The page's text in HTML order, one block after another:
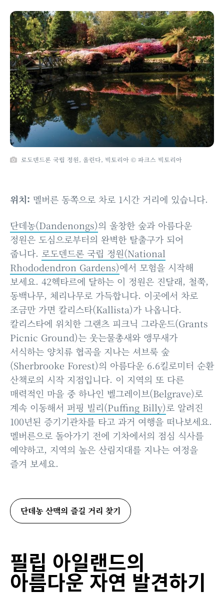
로도덴드론 국립 정원, 올린다, 빅토리아 © 파크스 빅토리아
위치: 멜버른 동쪽으로 차로 1시간 거리에 있습니다.
단데농(Dandenongs)의 울창한 숲과 아름다운
정원은 도심으로부터의 완벽한 탈출구가 되어
줍니다. 로도덴드론 국립 정원(National
Rhododendron Gardens)에서 모험을 시작해
보세요. 42헥타르에 달하는 이 정원은 진달래, 철쭉,
동백나무, 체리나무로 가득합니다. 이곳에서 차로
조금만 가면 칼리스타(Kallista)가 나옵니다.
칼리스타에 위치한 그랜츠 피크닉 그라운드(Grants
Picnic Ground)는 웃는물총새와 앵무새가
서식하는 양치류 협곡을 지나는 셔브룩 숲
(Sherbrooke Forest)의 아름다운 6.6킬로미터 순환
산책로의 시작 지점입니다. 이 지역의 또 다른
매력적인 마을 중 하나인 벨그레이브(Belgrave)로
계속 이동해서 퍼핑 빌리(Puffing Billy)로 알려진
100년된 증기기관차를 타고 과거 여행을 떠나보세요.
멜버른으로 돌아가기 전에 기차에서의 점심 식사를
예약하고, 지역의 높은 산림지대를 지나는 여정을
즐겨 보세요.
단데농 산맥의 즐길 거리 찾기
필립 아일랜드의
아름다운 자연 발견하기